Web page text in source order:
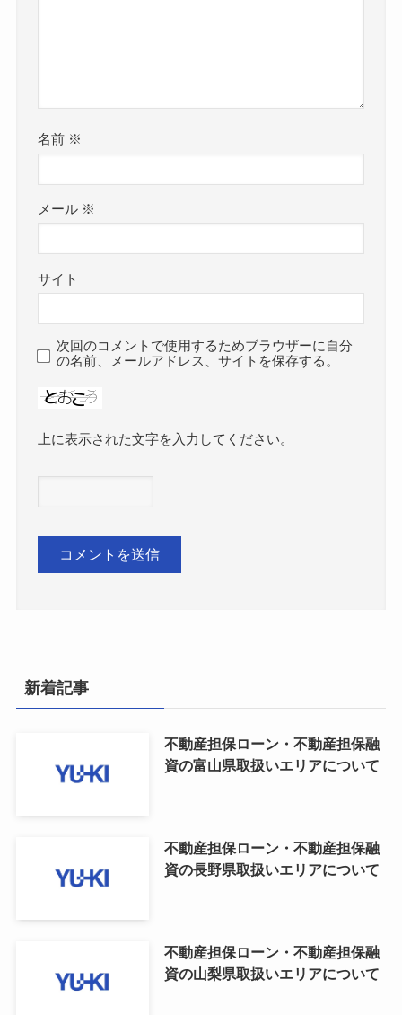
名前 ※
メール ※
サイト
次回のコメントで使用するためブラウザーに自分
の名前、メールアドレス、サイトを保存する。
上に表示された文字を入力してください。
新着記事
不動産担保ローン・不動産担保融
資の富山県取扱いエリアについて
不動産担保ローン・不動産担保融
資の長野県取扱いエリアについて
不動産担保ローン・不動産担保融
資の山梨県取扱いエリアについて